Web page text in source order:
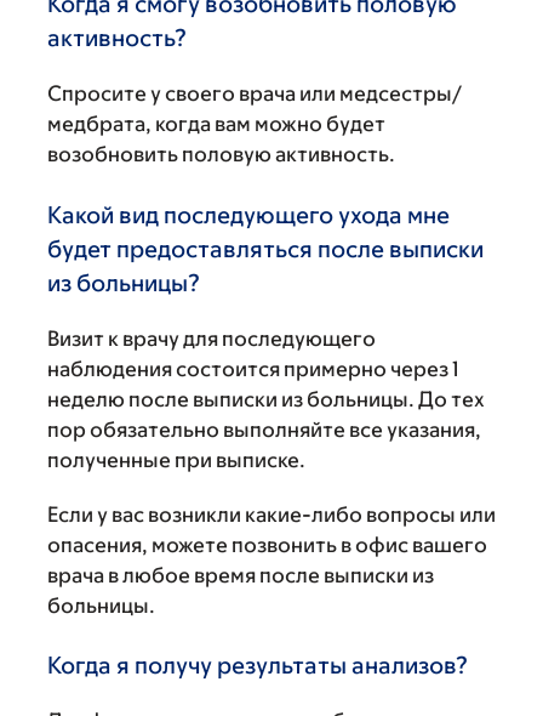
активность?
Спросите у своего врача или медсестры/
медбрата, когда вам можно будет
возобновить половую активность.
Какой вид последующего ухода мне
будет предоставляться после выписки
из больницы?
Визит к врачу для последующего
наблюдения состоится примерно через 1
неделю после выписки из больницы. До тех
пор обязательно выполняйте все указания,
полученные при выписке.
Если у вас возникли какие-либо вопросы или
опасения, можете позвонить в офис вашего
врача в любое время после выписки из
больницы.
Когда я получу результаты анализов?